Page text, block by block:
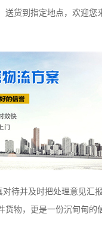
货到指定地点，欢迎您
待并及时把处理意见汇
物，更是一份沉甸甸的